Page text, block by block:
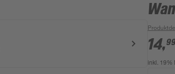
14,
inkl. 19%